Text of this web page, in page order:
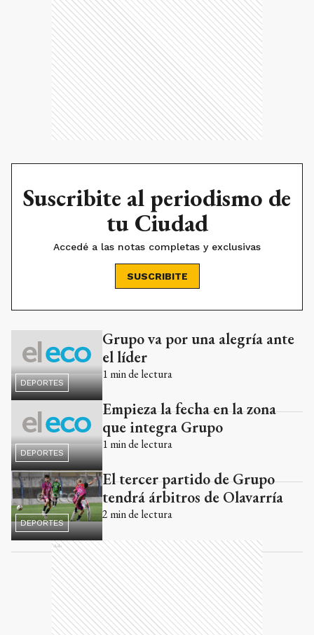
Suscribite al periodismo de
tu Ciudad
Accedé a las notas completas y exclusivas
SUSCRIBITE
DEPORTES
Grupo va por una alegría ante
el líder
1 min de lectura
DEPORTES
Empieza la fecha en la zona
que integra Grupo
1 min de lectura
DEPORTES
El tercer partido de Grupo
tendrá árbitros de Olavarría
2 min de lectura
Ads